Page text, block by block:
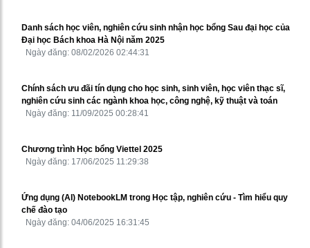
Danh sách học viên, nghiên cứu sinh nhận học bổng Sau đại học của
Đại học Bách khoa Hà Nội năm 2025
Ngày đăng: 08/02/2026 02:44:31
Chính sách ưu đãi tín dụng cho học sinh, sinh viên, học viên thạc sĩ,
nghiên cứu sinh các ngành khoa học, công nghệ, kỹ thuật và toán
Ngày đăng: 11/09/2025 00:28:41
Chương trình Học bổng Viettel 2025
Ngày đăng: 17/06/2025 11:29:38
Ứng dụng (AI) NotebookLM trong Học tập, nghiên cứu - Tìm hiểu quy
chế đào tạo
Ngày đăng: 04/06/2025 16:31:45